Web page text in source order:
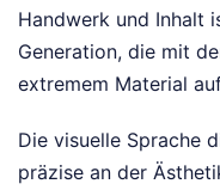
Handwerk und Inhalt
Generation, die mit
extremem Material
Die visuelle Sprache
präzise an der